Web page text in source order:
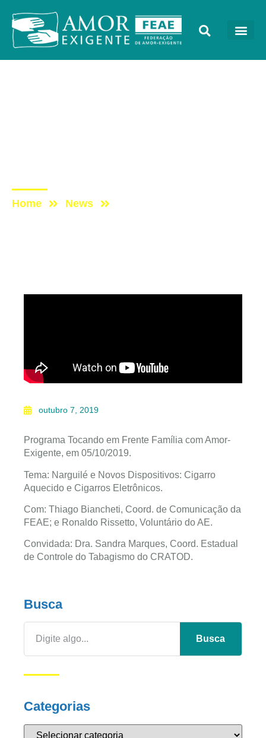
Home News
outubro 7, 2019
Programa Tocando em Frente Família com Amor-
Exigente, em 05/10/2019.
Tema: Narguilé e Novos Dispositivos: Cigarro
Aquecido e Cigarros Eletrônicos.
Com: Thiago Biancheti, Coord. de Comunicação da
FEAE; e Ronaldo Rissetto, Voluntário do AE.
Convidada: Dra. Sandra Marques, Coord. Estadual
de Controle do Tabagismo do CRATOD.
Busca
Busca
Categorias